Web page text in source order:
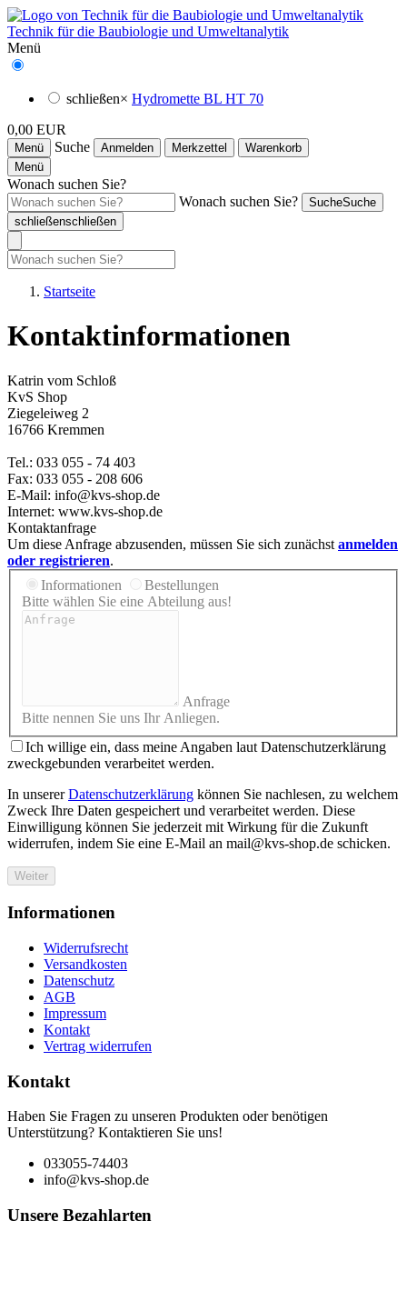
Technik für die Baubiologie und Umweltanalytik
Menü
schließen× Hydromette BL HT 70
0,00 EUR
Menü Suche Anmelden Merkzettel
Warenkorb
Menü
Wonach suchen Sie?
Wonach suchen Sie?
SucheSuche
schließenschließen
Startseite
Kontaktinformationen
Katrin vom Schloß
KvS Shop
Ziegeleiweg 2
16766 Kremmen
Tel.: 033 055 - 74 403
Fax: 033 055 - 208 606
E-Mail: info@kvs-shop.de
Internet: www.kvs-shop.de
Kontaktanfrage
Um diese Anfrage abzusenden, müssen Sie sich zunächst anmelden
oder registrieren.
Informationen
Bestellungen
Bitte wählen Sie eine Abteilung aus!
Anfrage
Bitte nennen Sie uns Ihr Anliegen.
Ich willige ein, dass meine Angaben laut Datenschutzerklärung
zweckgebunden verarbeitet werden.
In unsererDatenschutzerklärung können Sie nachlesen, zu welchem
Zweck Ihre Daten gespeichert und verarbeitet werden. Diese
Einwilligung können Sie jederzeit mit Wirkung für die Zukunft
widerrufen, indem Sie eine E-Mail an mail@kvs-shop.de schicken.
Weiter
Informationen
Widerrufsrecht
Versandkosten
Datenschutz
AGB
Impressum
Kontakt
Vertrag widerrufen
Kontakt
Haben Sie Fragen zu unseren Produkten oder benötigen
Unterstützung? Kontaktieren Sie uns!
033055-74403
info@kvs-shop.de
Unsere Bezahlarten